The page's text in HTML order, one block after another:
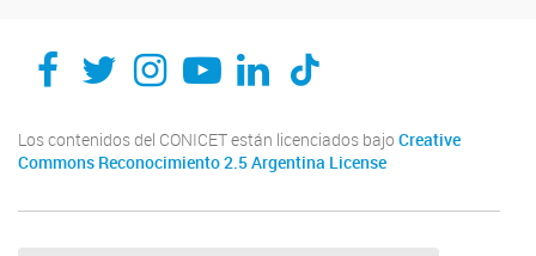
Los contenidos del CONICET están licenciados bajo Creative
Commons Reconocimiento 2.5 Argentina License